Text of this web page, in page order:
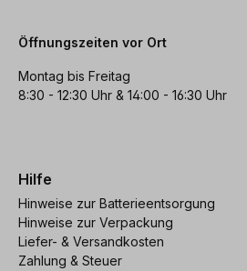
Öffnungszeiten vor Ort
Montag bis Freitag
8:30 - 12:30 Uhr & 14:00 - 16:30 Uhr
Hilfe
Hinweise zur Batterieentsorgung
Hinweise zur Verpackung
Liefer- & Versandkosten
Zahlung & Steuer